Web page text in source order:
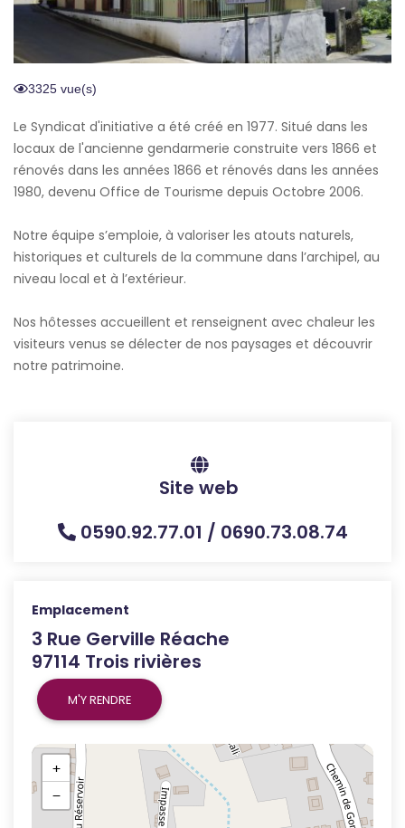
3325 vue(s)
Le Syndicat d'initiative a été créé en 1977. Situé dans les
locaux de l'ancienne gendarmerie construite vers 1866 et
rénovés dans les années 1866 et rénovés dans les années
1980, devenu Office de Tourisme depuis Octobre 2006.
Notre équipe s’emploie, à valoriser les atouts naturels,
historiques et culturels de la commune dans l’archipel, au
niveau local et à l’extérieur.
Nos hôtesses accueillent et renseignent avec chaleur les
visiteurs venus se délecter de nos paysages et découvrir
notre patrimoine.
Site web
0590.92.77.01 / 0690.73.08.74
Emplacement
3 Rue Gerville Réache
97114 Trois rivières
M'Y RENDRE
+
−